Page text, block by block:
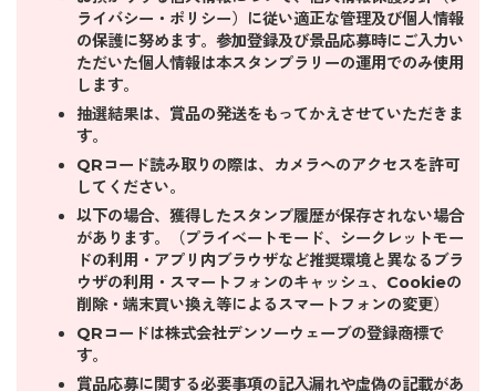
ライバシー・ポリシー）に従い適正な管理及び個人情報
の保護に努めます。参加登録及び景品応募時にご入力い
ただいた個人情報は本スタンプラリーの運用でのみ使用
します。
抽選結果は、賞品の発送をもってかえさせていただきま
す。
QRコード読み取りの際は、カメラへのアクセスを許可
してください。
以下の場合、獲得したスタンプ履歴が保存されない場合
があります。（プライベートモード、シークレットモー
ドの利用・アプリ内ブラウザなど推奨環境と異なるブラ
ウザの利用・スマートフォンのキャッシュ、Cookieの
削除・端末買い換え等によるスマートフォンの変更）
QRコードは株式会社デンソーウェーブの登録商標で
す。
賞品応募に関する必要事項の記入漏れや虚偽の記載があ